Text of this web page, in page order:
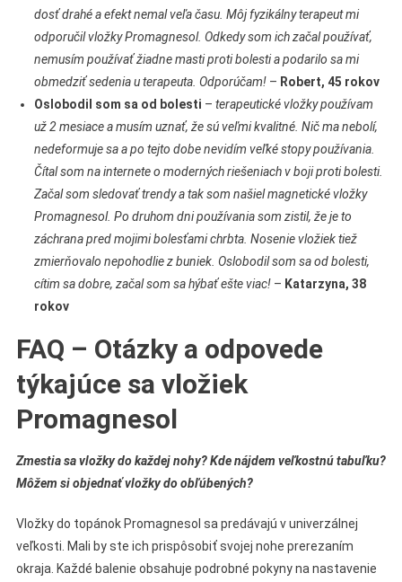
dosť drahé a efekt nemal veľa času. Môj fyzikálny terapeut mi
odporučil vložky Promagnesol. Odkedy som ich začal používať,
nemusím používať žiadne masti proti bolesti a podarilo sa mi
obmedziť sedenia u terapeuta. Odporúčam!– Robert, 45 rokov
Oslobodil som sa od bolesti – terapeutické vložky používam
už 2 mesiace a musím uznať, že sú veľmi kvalitné. Nič ma nebolí,
nedeformuje sa a po tejto dobe nevidím veľké stopy používania.
Čítal som na internete o moderných riešeniach v boji proti bolesti.
Začal som sledovať trendy a tak som našiel magnetické vložky
Promagnesol. Po druhom dni používania som zistil, že je to
záchrana pred mojimi bolesťami chrbta. Nosenie vložiek tiež
zmierňovalo nepohodlie z buniek. Oslobodil som sa od bolesti,
cítim sa dobre, začal som sa hýbať ešte viac!– Katarzyna, 38
rokov
FAQ – Otázky a odpovede
týkajúce sa vložiek
Promagnesol
Zmestia sa vložky do každej nohy? Kde nájdem veľkostnú tabuľku?
Môžem si objednať vložky do obľúbených?
Vložky do topánok Promagnesol sa predávajú v univerzálnej
veľkosti. Mali by ste ich prispôsobiť svojej nohe prerezaním
okraja. Každé balenie obsahuje podrobné pokyny na nastavenie